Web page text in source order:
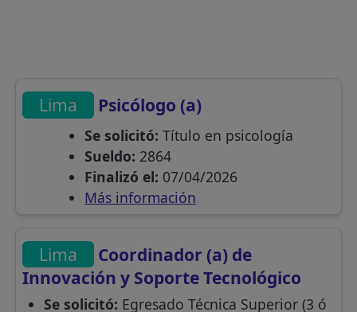
Lima Psicólogo (a)
Se solicitó: Título en psicología
Sueldo: 2864
Finalizó el: 07/04/2026
Más información
Lima
Coordinador (a) de
Innovación y Soporte Tecnológico
Se solicitó: Egresado Técnica Superior (3 ó